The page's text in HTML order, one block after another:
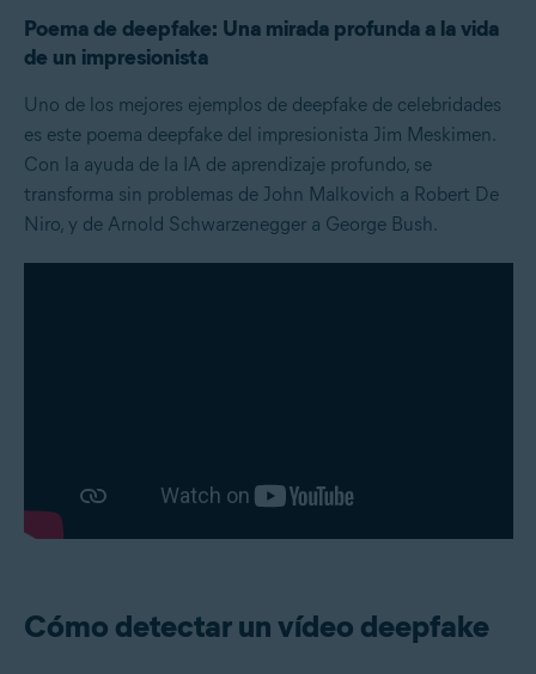
Poema de deepfake: Una mirada profunda a la vida
de un impresionista
Uno de los mejores ejemplos de deepfake de celebridades
es este poema deepfake del impresionista Jim Meskimen.
Con la ayuda de la IA de aprendizaje profundo, se
transforma sin problemas de John Malkovich a Robert De
Niro, y de Arnold Schwarzenegger a George Bush.
Cómo detectar un vídeo deepfake